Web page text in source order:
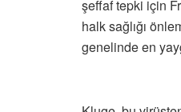
şeffaf tepki için
halk sağlığı
genelinde en